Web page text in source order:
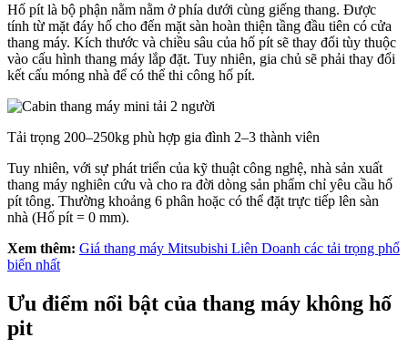
Hố pít là bộ phận nằm nằm ở phía dưới cùng giếng thang. Được
tính từ mặt đáy hố cho đến mặt sàn hoàn thiện tầng đầu tiên có cửa
thang máy. Kích thước và chiều sâu của hố pít sẽ thay đổi tùy thuộc
vào cấu hình thang máy lắp đặt. Tuy nhiên, gia chủ sẽ phải thay đổi
kết cấu móng nhà để có thể thi công hố pít.
Tải trọng 200–250kg phù hợp gia đình 2–3 thành viên
Tuy nhiên, với sự phát triển của kỹ thuật công nghệ, nhà sản xuất
thang máy nghiên cứu và cho ra đời dòng sản phẩm chỉ yêu cầu hố
pít tông. Thường khoảng 6 phân hoặc có thể đặt trực tiếp lên sàn
nhà (Hố pít = 0 mm).
Xem thêm: Giá thang máy Mitsubishi Liên Doanh các tải trọng phổ
biến nhất
Ưu điểm nổi bật của thang máy không hố
pit